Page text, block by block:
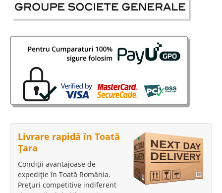
Livrare rapidă în Toată
Țara
Condiții avantajoase de
expediție în Toată România.
Prețuri competitive indiferent